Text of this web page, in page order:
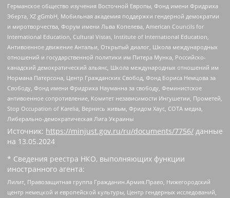
Германское общество изучения Восточной Европы, Фонд имени Фридриха
Эберта, XZ gGmbH, Мобильная академия поддержки гендерной демократии
и миротворчества, Форум имени Льва Копелева, American Councils for
International Education, Cultural Vistas, Institute of International Education,
Антивоенное движение Антальи, Открытый диалог, Школа международных
отношений и государственной политики им Питера Мунка, Российско-
канадский демократический альянс, Школа международных отношений им
Нормана Патерсона, Центр Гражданских Свобод, Фонд Бориса Немцова за
Свободу, Фонд имени Фридриха Науманна за свободу, Феминистское
антивоенное сопротивление, Комитет независимости Ингушетии, Прометей,
Stop Occupation of Karelia, Вернись живым, Фридом Хаус, СОТА медиа,
Либерально-демократическая Лига Украины
Источник: https://minjust.gov.ru/ru/documents/7756/ данные
на 13.05.2024
* Сведения реестра НКО, выполняющих функции
иностранного агента:
Лилит, Правозащитная группа Гражданин.Армия.Право, Нижегородский
центр немецкой и европейской культуры, Центр гендерных исследований,